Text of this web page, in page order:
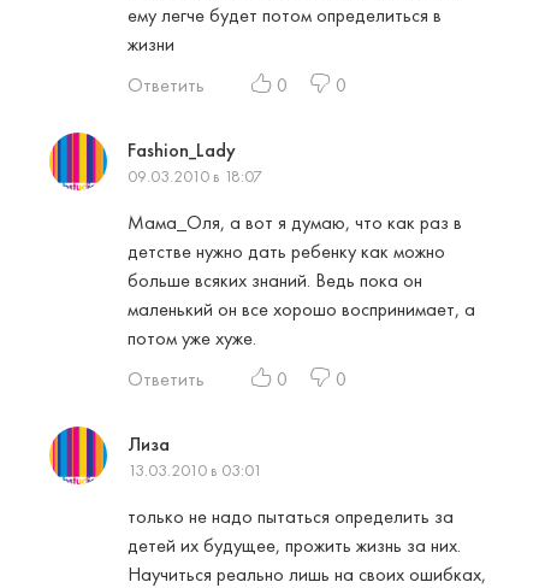
ему легче будет потом определиться в
жизни
Ответить
0 0
Fashion_Lady
09.03.2010 в 18:07
Мама_Оля, а вот я думаю, что как раз в
детстве нужно дать ребенку как можно
больше всяких знаний. Ведь пока он
маленький он все хорошо воспринимает, а
потом уже хуже.
Ответить
0 0
Лиза
13.03.2010 в 03:01
только не надо пытаться определить за
детей их будущее, прожить жизнь за них.
Научиться реально лишь на своих ошибках,